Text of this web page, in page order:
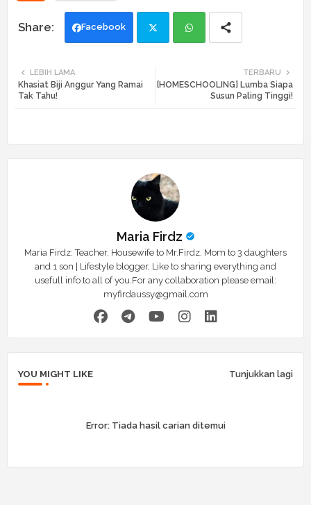
Facebook
tte ats
TERBARU
[HOMESCHOOLING] Lumba Siapa
Susun Paling Tinggi!
LEBIH LAMA
Khasiat Biji Anggur Yang Ramai
Tak Tahu!
Maria Firdz
Maria Firdz: Teacher, Housewife to Mr.Firdz, Mom to 3 daughters
and 1 son | Lifestyle blogger, Like to sharing everything and
usefull info to all of you.For any collaboration please email:
myfirdaussy@gmail.com
YOU MIGHT LIKE Tunjukkan lagi
Error:Tiada hasil carian ditemui